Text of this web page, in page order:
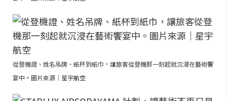
從登機證、姓名吊牌、紙杯到紙巾，讓旅客從登機那一刻起就沉浸在藝術饗
宴中。圖片來源｜星宇航空